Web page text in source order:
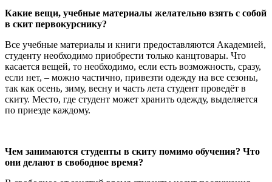
Какие вещи, учебные материалы желательно взять с собой
в скит первокурснику?
Все учебные материалы и книги предоставляются Академией,
студенту необходимо приобрести только канцтовары. Что
касается вещей, то необходимо, если есть возможность, сразу,
если нет, – можно частично, привезти одежду на все сезоны,
так как осень, зиму, весну и часть лета студент проведёт в
скиту. Место, где студент может хранить одежду, выделяется
по приезде каждому.
Чем занимаются студенты в скиту помимо обучения? Что
они делают в свободное время?